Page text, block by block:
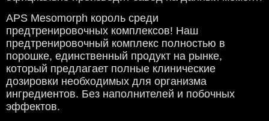
APS Mesomorph король среди
предтренировочных комплексов! Наш
предтренировочный комплекс полностью в
порошке, единственный продукт на рынке,
который предлагает полные клинические
дозировки необходимых для организма
ингредиентов. Без наполнителей и побочных
эффектов.